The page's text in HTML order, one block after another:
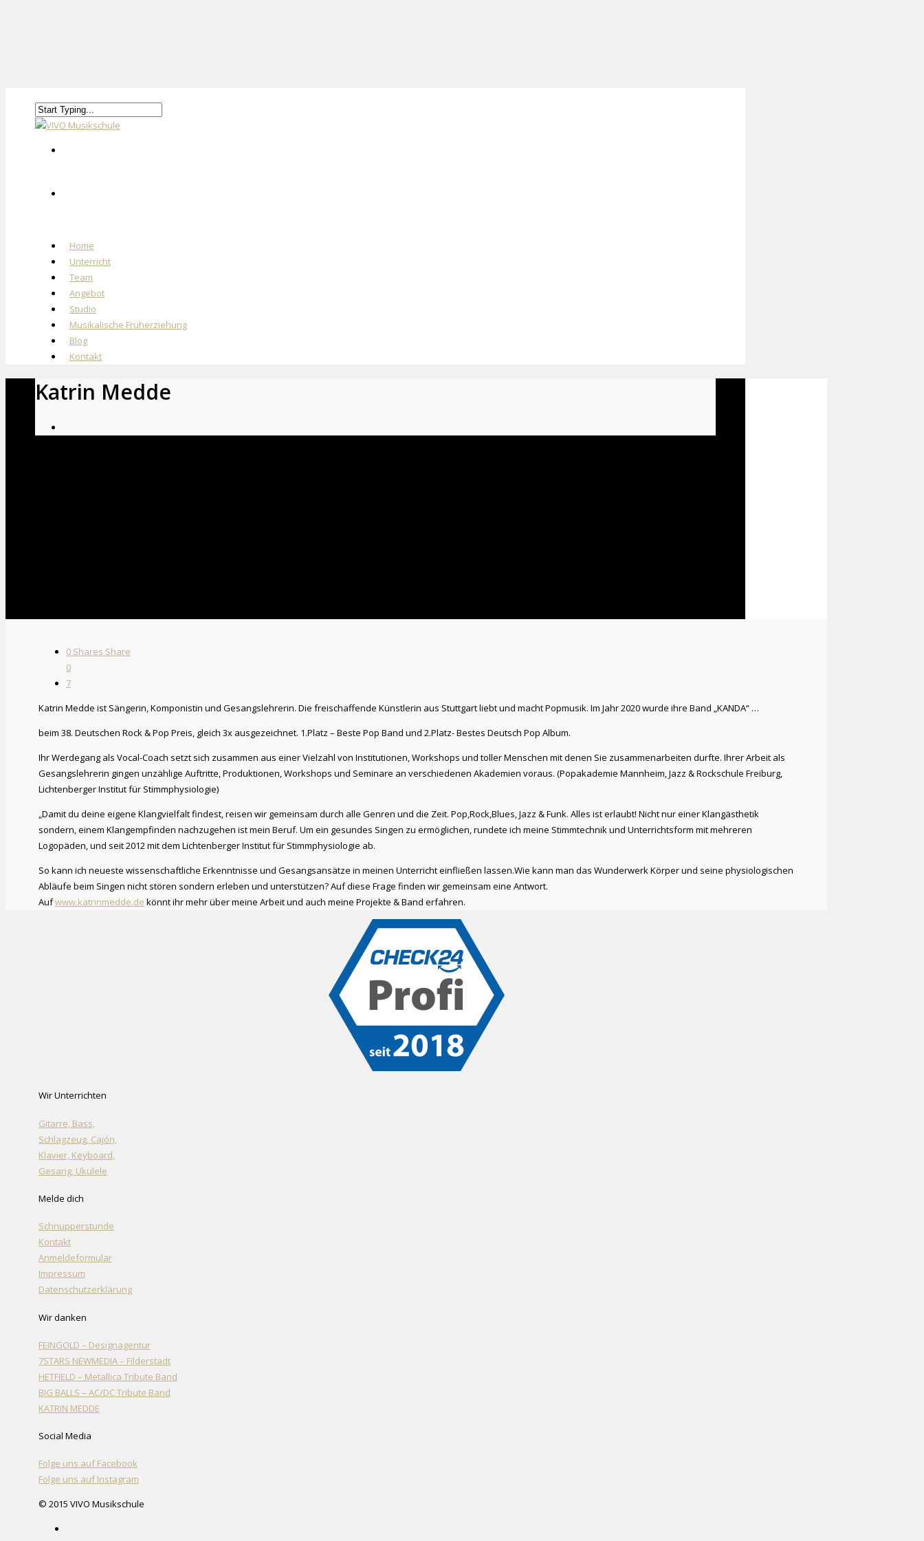
Home
Unterricht
Team
Angebot
Studio
Musikalische Früherziehung
Blog
Kontakt
Katrin Medde
0 Shares Share
0
7
Katrin Medde ist Sängerin, Komponistin und Gesangslehrerin. Die freischaffende Künstlerin aus Stuttgart liebt und macht Popmusik. Im Jahr 2020 wurde ihre Band „KANDA“ …
beim 38. Deutschen Rock & Pop Preis, gleich 3x ausgezeichnet. 1.Platz – Beste Pop Band und 2.Platz- Bestes Deutsch Pop Album.
Ihr Werdegang als Vocal-Coach setzt sich zusammen aus einer Vielzahl von Institutionen, Workshops und toller Menschen mit denen Sie zusammenarbeiten durfte. Ihrer Arbeit als
Gesangslehrerin gingen unzählige Auftritte, Produktionen, Workshops und Seminare an verschiedenen Akademien voraus. (Popakademie Mannheim, Jazz & Rockschule Freiburg,
Lichtenberger Institut für Stimmphysiologie)
„Damit du deine eigene Klangvielfalt findest, reisen wir gemeinsam durch alle Genren und die Zeit. Pop,Rock,Blues, Jazz & Funk. Alles ist erlaubt! Nicht nur einer Klangästhetik
sondern, einem Klangempfinden nachzugehen ist mein Beruf. Um ein gesundes Singen zu ermöglichen, rundete ich meine Stimmtechnik und Unterrichtsform mit mehreren
Logopäden, und seit 2012 mit dem Lichtenberger Institut für Stimmphysiologie ab.
So kann ich neueste wissenschaftliche Erkenntnisse und Gesangsansätze in meinen Unterricht einfließen lassen.Wie kann man das Wunderwerk Körper und seine physiologischen
Abläufe beim Singen nicht stören sondern erleben und unterstützen? Auf diese Frage finden wir gemeinsam eine Antwort.
Aufwww.katrinmedde.de könnt ihr mehr über meine Arbeit und auch meine Projekte & Band erfahren.
Wir Unterrichten
Gitarre, Bass,
Schlagzeug, Cajón,
Klavier, Keyboard,
Gesang, Ukulele
Melde dich
Schnupperstunde
Kontakt
Anmeldeformular
Impressum
Datenschutzerklärung
Wir danken
FEINGOLD – Designagentur
7STARS NEWMEDIA – Filderstadt
HETFIELD – Metallica Tribute Band
BIG BALLS – AC/DC Tribute Band
KATRIN MEDDE
Social Media
Folge uns auf Facebook
Folge uns auf Instagram
© 2015 VIVO Musikschule